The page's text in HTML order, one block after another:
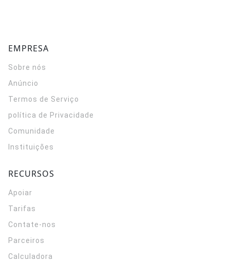
EMPRESA
Sobre nós
Anúncio
Termos de Serviço
política de Privacidade
Comunidade
Instituições
RECURSOS
Apoiar
Tarifas
Contate-nos
Parceiros
Calculadora